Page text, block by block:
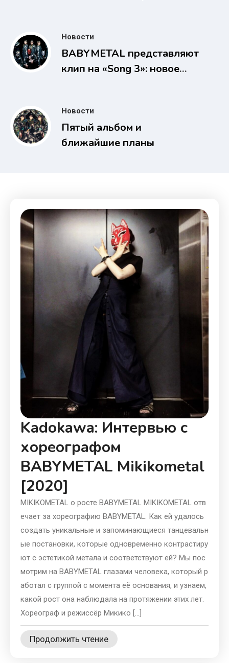
Новости
BABYMETAL представляют
клип на «Song 3»: новое
Новости
Пятый альбом и
ближайшие планы
Kadokawa: Интервью с
хореографом
BABYMETAL Mikikometal
[2020]
MIKIKOMETAL о росте BABYMETAL MIKIKOMETAL отв
ечает за хореографию BABYMETAL. Как ей удалось
создать уникальные и запоминающиеся танцевальн
ые постановки, которые одновременно контрастиру
ют с эстетикой метала и соответствуют ей? Мы пос
мотрим на BABYMETAL глазами человека, который р
аботал с группой с момента её основания, и узнаем,
какой рост она наблюдала на протяжении этих лет.
Хореограф и режиссёр Микико […]
Продолжить чтение